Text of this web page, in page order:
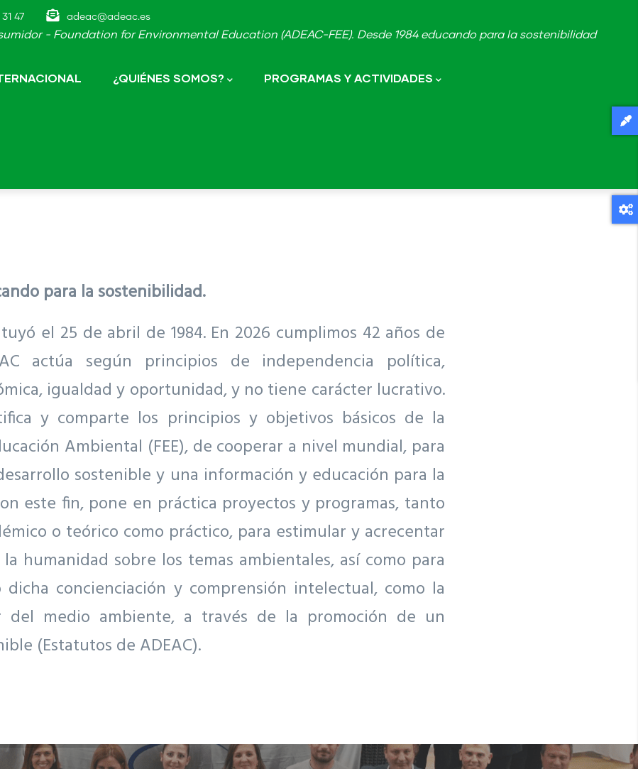
47 adeac@adeac.es
- Foundation for Environmental Education (ADEAC-FEE). Desde 1984 educando para la sostenibilidad
¿QUIÉNES SOMOS? PROGRAMAS Y ACTIVIDADES
para la sostenibilidad.
el 25 de abril de 1984. En 2026 cumplimos 42 años de
actúa según principios de independencia política,
igualdad y oportunidad, y no tiene carácter lucrativo.
y comparte los principios y objetivos básicos de la
Ambiental (FEE), de cooperar a nivel mundial, para
sostenible y una información y educación para la
este fin, pone en práctica proyectos y programas, tanto
o teórico como práctico, para estimular y acrecentar
humanidad sobre los temas ambientales, así como para
concienciación y comprensión intelectual, como la
del medio ambiente, a través de la promoción de un
(Estatutos de ADEAC).